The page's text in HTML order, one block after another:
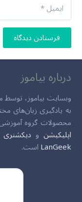
فرستادن دیدگاه
درباره بیاموز
وبسایت بیاموز، توسط
به یادگیری زبان‌های
محصولات گروه
اپلیکیشن و دیکشنری
LanGeekاست.